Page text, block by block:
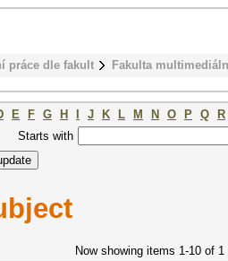
práce dle fakult Fakulta
E F G H J K L M N O P Q
R
Starts with
Now showing items 1-10 of 1